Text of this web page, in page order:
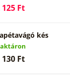
125 Ft
kés
130 Ft